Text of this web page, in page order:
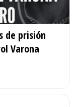
de prisión
Varona